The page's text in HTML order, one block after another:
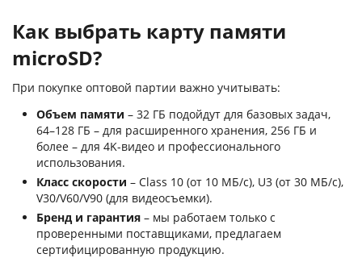
Как выбрать карту памяти
microSD?
При покупке оптовой партии важно учитывать:
Объем памяти – 32 ГБ подойдут для базовых задач,
64–128 ГБ – для расширенного хранения, 256 ГБ и
более – для 4K-видео и профессионального
использования.
Класс скорости – Class 10 (от 10 МБ/с), U3 (от 30 МБ/с),
V30/V60/V90 (для видеосъемки).
Бренд и гарантия – мы работаем только с
проверенными поставщиками, предлагаем
сертифицированную продукцию.